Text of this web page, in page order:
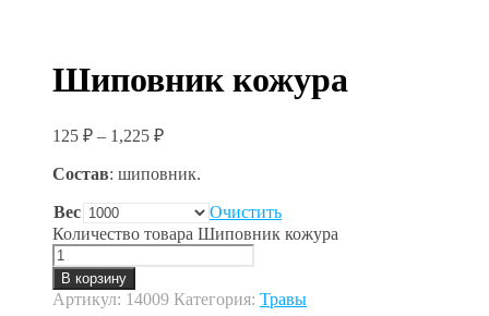
Шиповник кожура
125 ₽ – 1,225 ₽
Состав: шиповник.
Вес
Очистить
Количество товара Шиповник кожура
В корзину
Артикул: 14009 Категория: Травы